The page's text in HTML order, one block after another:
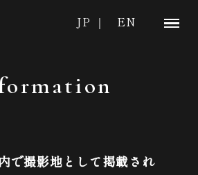
JP ｜ EN
で撮影地として掲載され